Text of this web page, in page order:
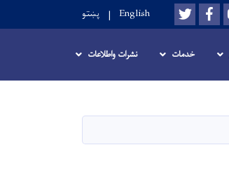
Youtube
Facebook
Twitter
English پښتو
خدمات نشرات واطلاعات